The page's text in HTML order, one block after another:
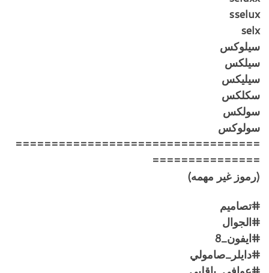
sselux
selx
سيلوكس
سيلكس
سيليكس
سكلكس
سولكس
سولوكس
==================================
===============
(رموز غير مهمه)
#تصاميم
#الجوال
#ايفون_8
#دايلر_صامولي